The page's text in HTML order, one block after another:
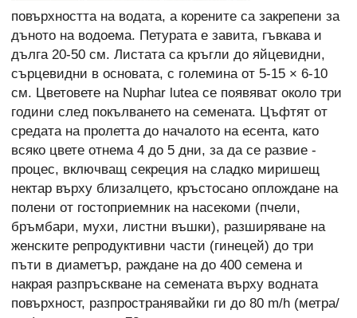
повърхността на водата, а корените са закрепени за
дъното на водоема. Петурата е завита, гъвкава и
дълга 20-50 см. Листата са кръгли до яйцевидни,
сърцевидни в основата, с големина от 5-15 × 6-10
см. Цветовете на Nuphar lutea се появяват около три
години след покълването на семената. Цъфтят от
средата на пролетта до началото на есента, като
всяко цвете отнема 4 до 5 дни, за да се развие -
процес, включващ секреция на сладко миришещ
нектар върху близалцето, кръстосано оплождане на
полени от гостоприемник на насекоми (пчели,
бръмбари, мухи, листни въшки), разширяване на
женските репродуктивни части (гинецей) до три
пъти в диаметър, раждане на до 400 семена и
накрая разпръскване на семената върху водната
повърхност, разпространявайки ги до 80 m/h (метра/